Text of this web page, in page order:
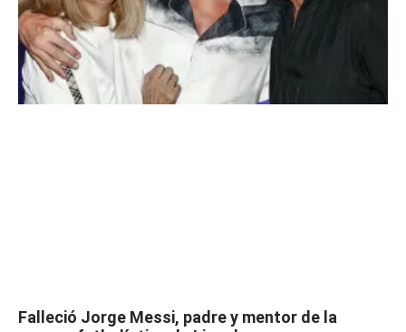
Falleció Jorge Messi, padre y mentor de la